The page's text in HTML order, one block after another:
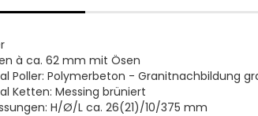
à ca. 62 mm mit Ösen
Poller: Polymerbeton - Granitnachbildung
Ketten: Messing brüniert
H/Ø/L ca. 26(21)/10/375 mm